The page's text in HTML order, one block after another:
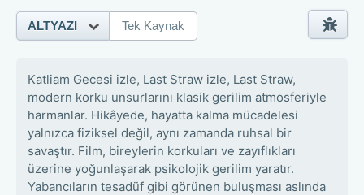
Katliam Gecesi izle, Last Straw izle, Last Straw,
modern korku unsurlarını klasik gerilim atmosferiyle
harmanlar. Hikâyede, hayatta kalma mücadelesi
yalnızca fiziksel değil, aynı zamanda ruhsal bir
savaştır. Film, bireylerin korkuları ve zayıflıkları
üzerine yoğunlaşarak psikolojik gerilim yaratır.
Yabancıların tesadüf gibi görünen buluşması aslında
ALTYAZI Tek Kaynak